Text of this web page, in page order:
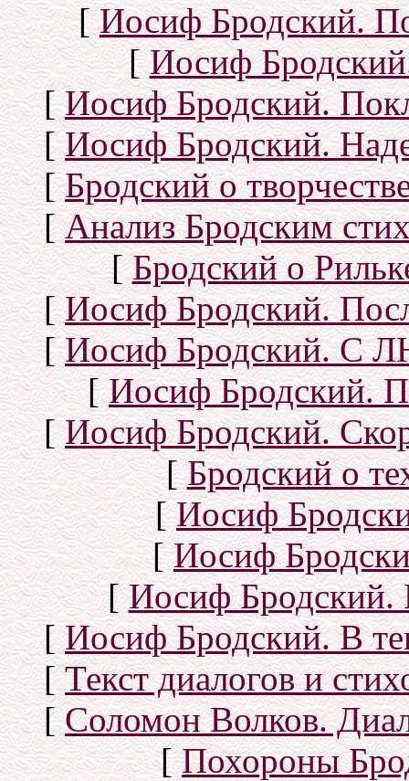
[Иосиф Бродский.
[Иосиф
[Иосиф Бродский.
[Иосиф Бродский.
[Бродский о
[Анализ Бродским
[Бродский о
[Иосиф Бродский.
[Иосиф Бродский. С
[Иосиф Бродский.
[Иосиф Бродский.
[Бродский о
[Иосиф
[Иосиф
[Иосиф Бродский.
[Иосиф Бродский. В
[Текст диалогов и
[Соломон Волков.
[Похороны